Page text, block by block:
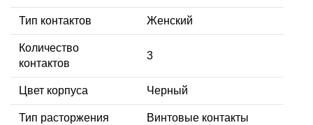
Тип контактов Женский
Количество
контактов
3
Цвет корпуса Черный
Тип расторжения Винтовые контакты